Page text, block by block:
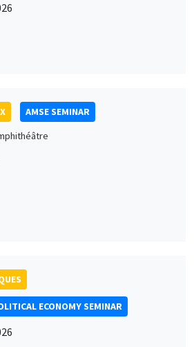
ECONOMY SEMINAR